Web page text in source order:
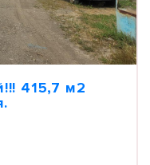
415,7 м2